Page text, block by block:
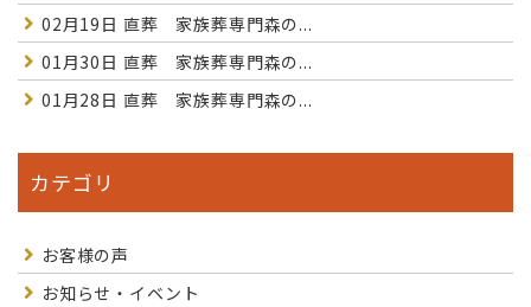
02月19日 直葬 家族葬専門森の...
01月30日 直葬 家族葬専門森の...
01月28日 直葬 家族葬専門森の...
カテゴリ
お客様の声
お知らせ・イベント